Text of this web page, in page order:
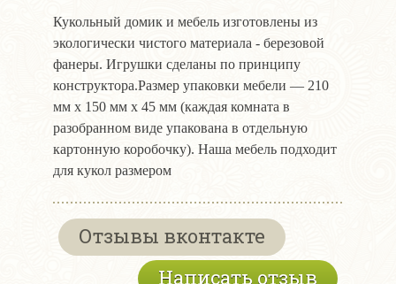
Кукольный домик и мебель изготовлены из
экологически чистого материала - березовой
фанеры. Игрушки сделаны по принципу
конструктора.Размер упаковки мебели ― 210
мм х 150 мм х 45 мм (каждая комната в
разобранном виде упакована в отдельную
картонную коробочку). Наша мебель подходит
для кукол размером
Отзывы вконтакте
Написать отзыв